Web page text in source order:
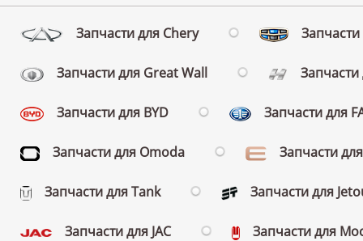
Запчасти для Chery
Запчасти для Great Wall
Запчасти для BYD Запчасти для
Запчасти для Omoda Запчасти
Запчасти для Tank Запчасти для
Запчасти для JAC Запчасти для